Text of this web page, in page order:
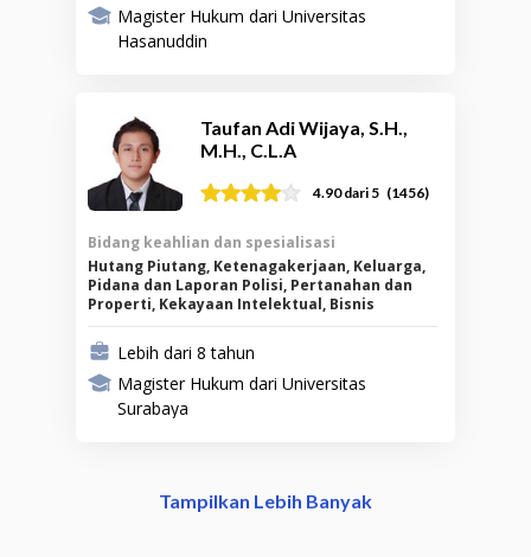
Magister Hukum dari Universitas
Hasanuddin
Taufan Adi Wijaya, S.H.,
M.H., C.L.A
4.90dari 5 (1456)
Bidang keahlian dan spesialisasi
Hutang Piutang, Ketenagakerjaan, Keluarga,
Pidana dan Laporan Polisi, Pertanahan dan
Properti, Kekayaan Intelektual, Bisnis
Lebih dari 8 tahun
Magister Hukum dari Universitas
Surabaya
Tampilkan Lebih Banyak